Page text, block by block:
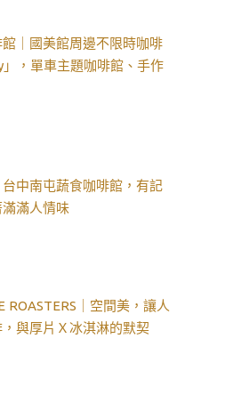
｜國美館周邊不限時咖啡
，單車主題咖啡館、手作
中南屯蔬食咖啡館，有記
滿人情味
ROASTERS｜空間美，讓人
與厚片Ｘ冰淇淋的默契